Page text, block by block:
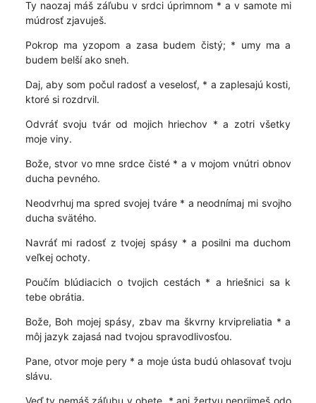
Ty naozaj máš záľubu v srdci úprimnom * a v samote mi
múdrosť zjavuješ.
Pokrop ma yzopom a zasa budem čistý; * umy ma a
budem belší ako sneh.
Daj, aby som počul radosť a veselosť, * a zaplesajú kosti,
ktoré si rozdrvil.
Odvráť svoju tvár od mojich hriechov * a zotri všetky
moje viny.
Bože, stvor vo mne srdce čisté * a v mojom vnútri obnov
ducha pevného.
Neodvrhuj ma spred svojej tváre * a neodnímaj mi svojho
ducha svätého.
Navráť mi radosť z tvojej spásy * a posilni ma duchom
veľkej ochoty.
Poučím blúdiacich o tvojich cestách * a hriešnici sa k
tebe obrátia.
Bože, Boh mojej spásy, zbav ma škvrny krvipreliatia * a
môj jazyk zajasá nad tvojou spravodlivosťou.
Pane, otvor moje pery * a moje ústa budú ohlasovať tvoju
slávu.
Veď ty nemáš záľubu v obete, * ani žertvu neprijmeš odo